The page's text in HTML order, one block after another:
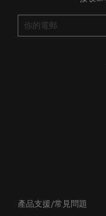
送貨安排